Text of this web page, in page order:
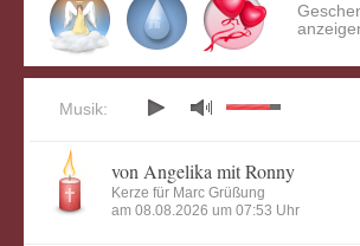
Musik:
von Angelika mit Ronny
Kerze für Marc Grüßung
am 08.08.2026 um 07:53 Uhr